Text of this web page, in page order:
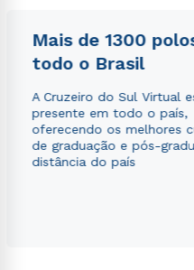
Mais de 1300
todo o Brasil
A Cruzeiro do Sul Virtual
presente em todo o país,
oferecendo os melhores
de graduação e pós-
distância do país